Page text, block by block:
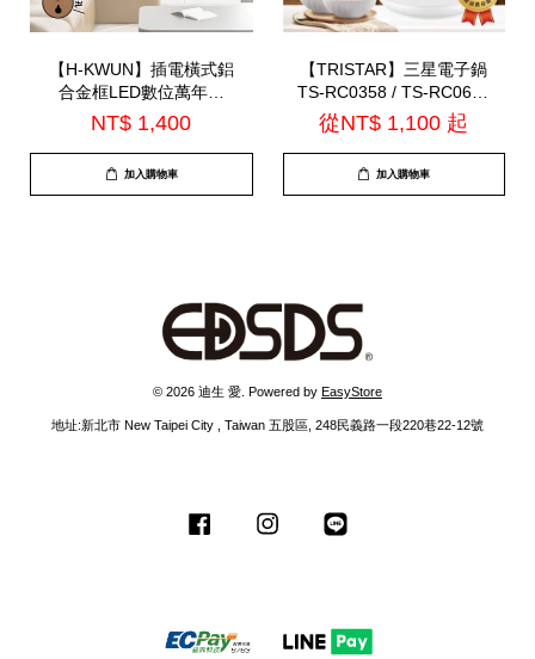
【H-KWUN】插電橫式鋁
合金框LED數位萬年曆
(HK-010)
NT$ 1,400
加入購物車
【TRISTAR】三星電子鍋
TS-RC0358 / TS-RC0659
/ TS-RC1070
從NT$ 1,100 起
加入購物車
© 2026 迪生 愛. Powered by EasyStore
地址:新北市 New Taipei City , Taiwan 五股區, 248民義路一段220巷22-12號
Facebook Instagram